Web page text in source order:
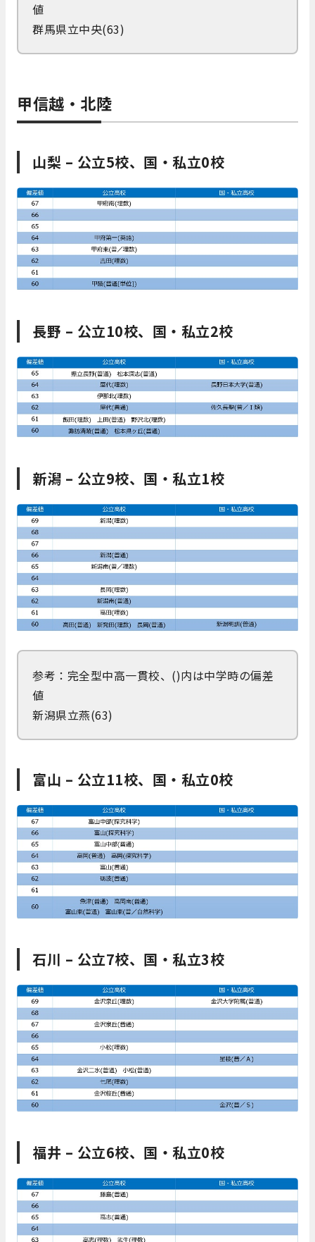
値
群馬県立中央(63)
甲信越・北陸
山梨 – 公立5校、国・私立0校
長野 – 公立10校、国・私立2校
新潟 – 公立9校、国・私立1校
参考：完全型中高一貫校、()内は中学時の偏差
値
新潟県立燕(63)
富山 – 公立11校、国・私立0校
石川 – 公立7校、国・私立3校
福井 – 公立6校、国・私立0校